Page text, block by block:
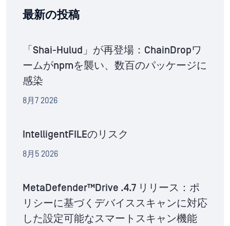
最新の投稿
「Shai-Hulud」が再登場：ChainDropワ
ームがnpmを襲い、数百のパッケージに
感染
8月7 2026
IntelligentFILEのリスク
8月5 2026
MetaDefender™Drive .4.7 リリース：ポ
リシーに基づくデバイススキャンに対応
した設定可能なスマートスキャン機能